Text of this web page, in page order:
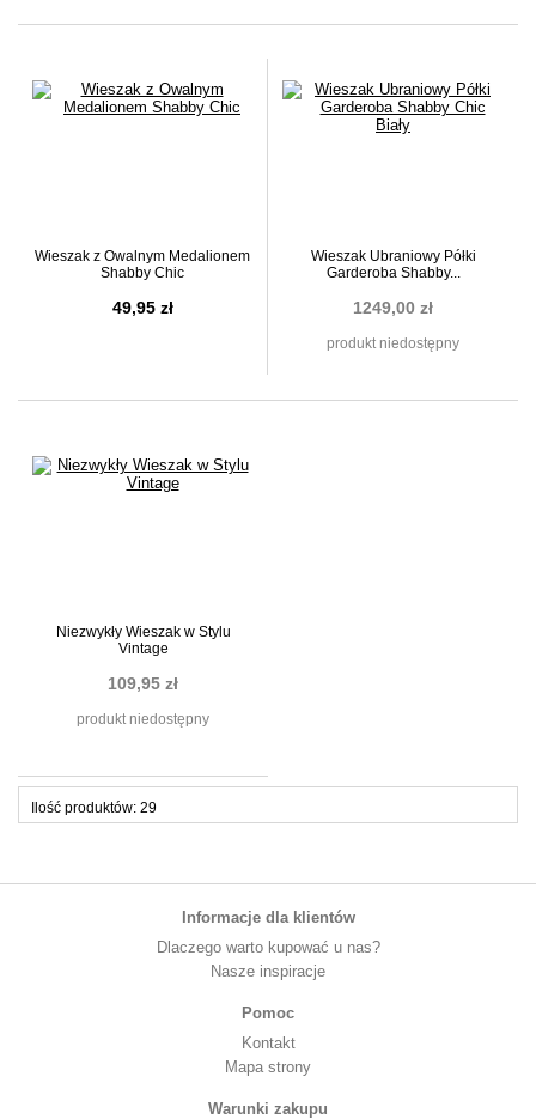
Wieszak z Owalnym Medalionem
Shabby Chic
49,95 zł
Wieszak Ubraniowy Półki
Garderoba Shabby...
1249,00 zł
produkt niedostępny
Niezwykły Wieszak w Stylu
Vintage
109,95 zł
produkt niedostępny
Ilość produktów: 29
Informacje dla klientów
Dlaczego warto kupować u nas?
Nasze inspiracje
Pomoc
Kontakt
Mapa strony
Warunki zakupu